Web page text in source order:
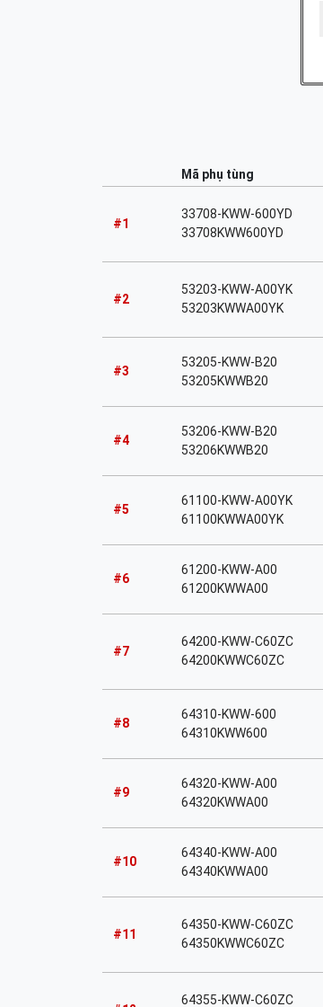
Mã phụ tùng
#1
33708-KWW-600YD
33708KWW600YD
#2
53203-KWW-A00YK
53203KWWA00YK
#3
53205-KWW-B20
53205KWWB20
#4
53206-KWW-B20
53206KWWB20
#5
61100-KWW-A00YK
61100KWWA00YK
#6
61200-KWW-A00
61200KWWA00
#7
64200-KWW-C60ZC
64200KWWC60ZC
#8
64310-KWW-600
64310KWW600
#9
64320-KWW-A00
64320KWWA00
#10
64340-KWW-A00
64340KWWA00
#11
64350-KWW-C60ZC
64350KWWC60ZC
64355-KWW-C60ZC